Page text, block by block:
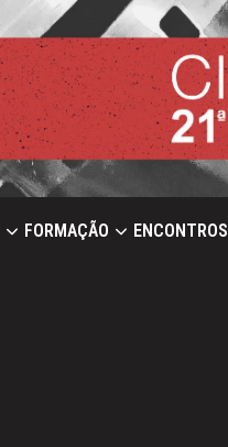
FORMAÇÃO ENCONTROS